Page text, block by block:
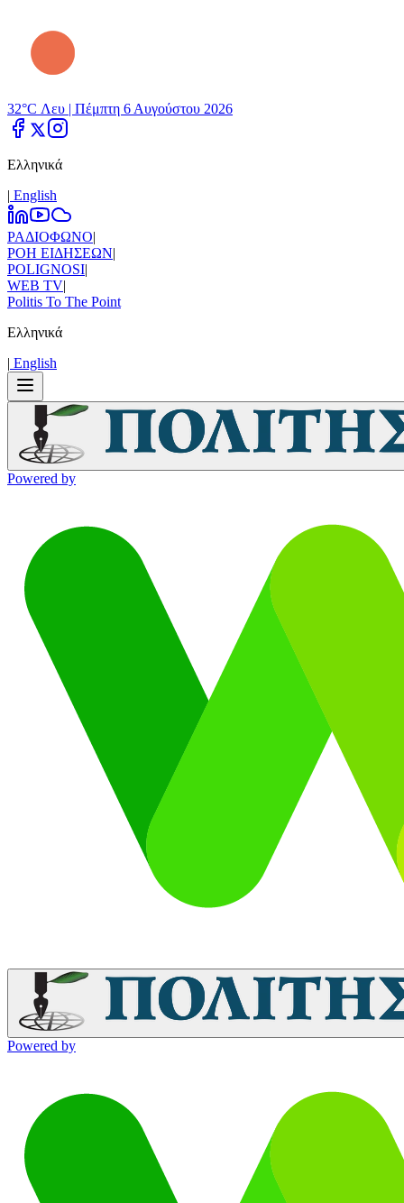
32°C Λευ | Πέμπτη 6 Αυγούστου 2026
Ελληνικά
| Εnglish
ΡΑΔΙΟΦΩΝΟ|
ΡΟΗ ΕΙΔΗΣΕΩΝ|
POLIGNOSI|
WEB TV|
Politis To The Point
Ελληνικά
| Εnglish
Powered by
Powered by